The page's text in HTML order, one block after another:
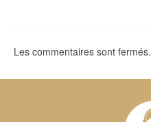
Les commentaires sont fermés.